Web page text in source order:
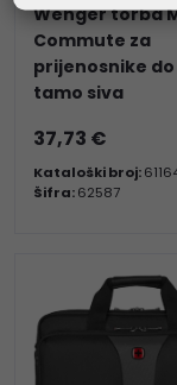
Wenger torba
Commute za
prijenosnike do
tamo siva
37,73 €
Kataloški broj:
Šifra:62587